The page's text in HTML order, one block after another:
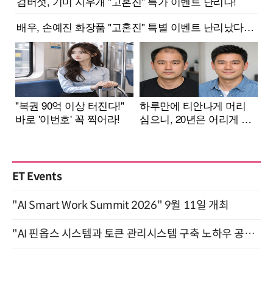
ET Events
"AI Smart Work Summit 2026" 9월 11일 개최
"AI 핀옵스 시스템과 토큰 관리시스템 구축 노하우 공개" 잠실 한국광고문화회관 2층 대회의실 (8/21)